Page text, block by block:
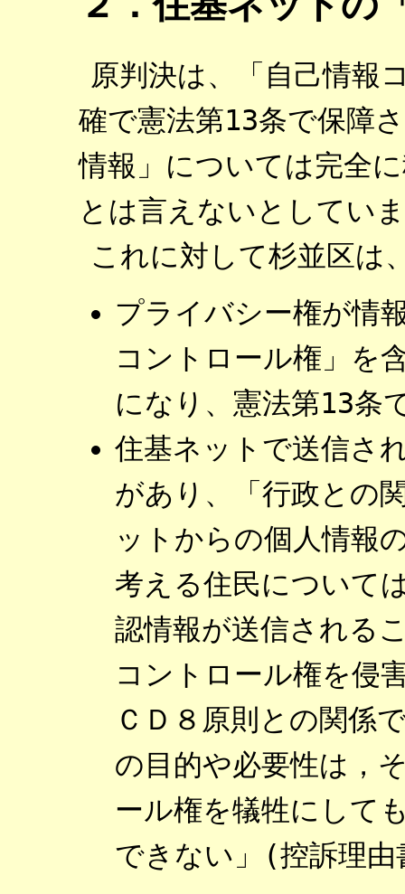
原判決は、「自己情報
確で憲法第13条で保障
情報」については完全
とは言えないとしてい
これに対して杉並区は
プライバシー権が情
コントロール権」を
になり、憲法第13条
住基ネットで送信さ
があり、「行政との
ットからの個人情報
考える住民について
認情報が送信される
コントロール権を侵
ＣＤ８原則との関係
の目的や必要性は，
ール権を犠牲にして
できない」(控訴理